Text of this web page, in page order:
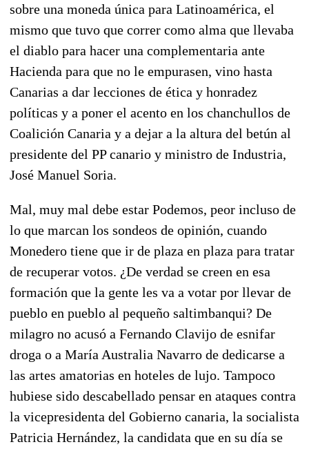
sobre una moneda única para Latinoamérica, el
mismo que tuvo que correr como alma que llevaba
el diablo para hacer una complementaria ante
Hacienda para que no le empurasen, vino hasta
Canarias a dar lecciones de ética y honradez
políticas y a poner el acento en los chanchullos de
Coalición Canaria y a dejar a la altura del betún al
presidente del PP canario y ministro de Industria,
José Manuel Soria.
Mal, muy mal debe estar Podemos, peor incluso de
lo que marcan los sondeos de opinión, cuando
Monedero tiene que ir de plaza en plaza para tratar
de recuperar votos. ¿De verdad se creen en esa
formación que la gente les va a votar por llevar de
pueblo en pueblo al pequeño saltimbanqui? De
milagro no acusó a Fernando Clavijo de esnifar
droga o a María Australia Navarro de dedicarse a
las artes amatorias en hoteles de lujo. Tampoco
hubiese sido descabellado pensar en ataques contra
la vicepresidenta del Gobierno canaria, la socialista
Patricia Hernández, la candidata que en su día se